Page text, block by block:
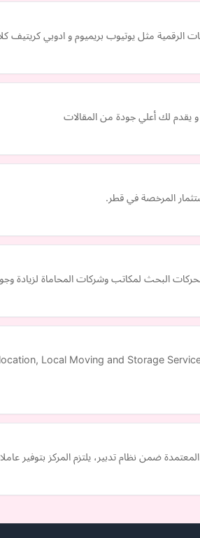
الرقمية مثل يوتيوب بريميوم و ادوبي كريتيف
و يقدم لك أعلي جودة من المقالات
المرخصة في قطر.
البحث لمكاتب وشركات المحاماة لزيادة
Local Moving and Storage
ضمن نظام تدبير، يلتزم المركز